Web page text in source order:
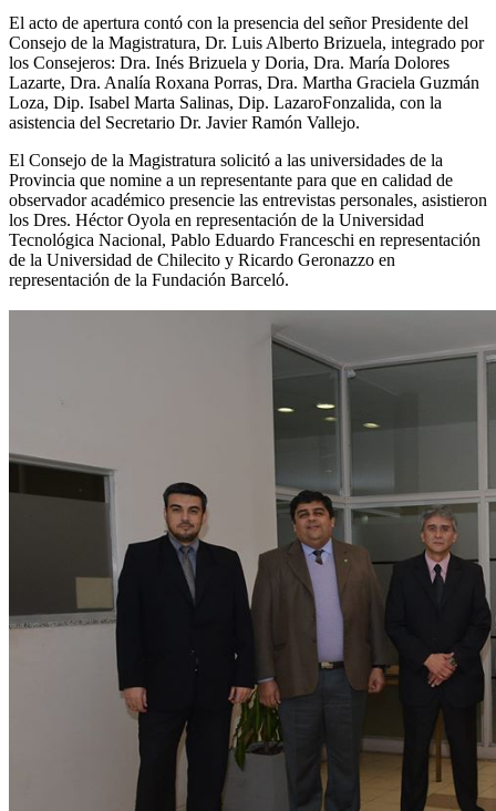
El acto de apertura contó con la presencia del señor Presidente del
Consejo de la Magistratura, Dr. Luis Alberto Brizuela, integrado por
los Consejeros: Dra. Inés Brizuela y Doria, Dra. María Dolores
Lazarte, Dra. Analía Roxana Porras, Dra. Martha Graciela Guzmán
Loza, Dip. Isabel Marta Salinas, Dip. LazaroFonzalida, con la
asistencia del Secretario Dr. Javier Ramón Vallejo.
El Consejo de la Magistratura solicitó a las universidades de la
Provincia que nomine a un representante para que en calidad de
observador académico presencie las entrevistas personales, asistieron
los Dres. Héctor Oyola en representación de la Universidad
Tecnológica Nacional, Pablo Eduardo Franceschi en representación
de la Universidad de Chilecito y Ricardo Geronazzo en
representación de la Fundación Barceló.